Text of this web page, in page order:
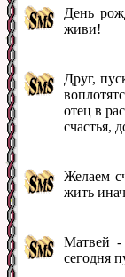
День
живи!
Друг,
отец в
счастья,
Желаем
жить
Матвей -
сегодня